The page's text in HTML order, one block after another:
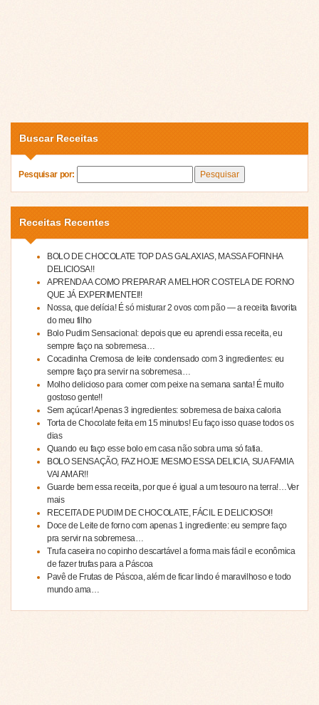
Buscar Receitas
Pesquisar por:
Receitas Recentes
BOLO DE CHOCOLATE TOP DAS GALAXIAS, MASSA FOFINHA
DELICIOSA!!
APRENDA A COMO PREPARAR A MELHOR COSTELA DE FORNO
QUE JÁ EXPERIMENTEI!!
Nossa, que delícia! É só misturar 2 ovos com pão — a receita favorita
do meu filho
Bolo Pudim Sensacional: depois que eu aprendi essa receita, eu
sempre faço na sobremesa…
Cocadinha Cremosa de leite condensado com 3 ingredientes: eu
sempre faço pra servir na sobremesa…
Molho delicioso para comer com peixe na semana santa! É muito
gostoso gente!!
Sem açúcar! Apenas 3 ingredientes: sobremesa de baixa caloria
Torta de Chocolate feita em 15 minutos! Eu faço isso quase todos os
dias
Quando eu faço esse bolo em casa não sobra uma só fatia.
BOLO SENSAÇÃO, FAZ HOJE MESMO ESSA DELICIA, SUA FAMIA
VAI AMAR!!
Guarde bem essa receita, por que é igual a um tesouro na terra!…Ver
mais
RECEITA DE PUDIM DE CHOCOLATE, FÁCIL E DELICIOSO!!
Doce de Leite de forno com apenas 1 ingrediente: eu sempre faço
pra servir na sobremesa…
Trufa caseira no copinho descartável a forma mais fácil e econômica
de fazer trufas para a Páscoa
Pavê de Frutas de Páscoa, além de ficar lindo é maravilhoso e todo
mundo ama…